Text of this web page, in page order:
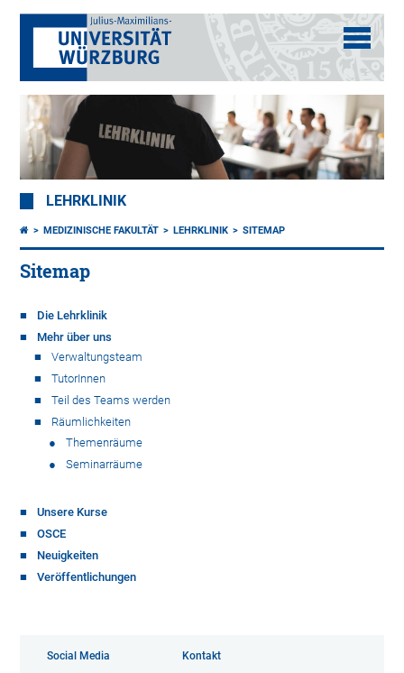
LEHRKLINIK
MEDIZINISCHE FAKULTÄT LEHRKLINIK SITEMAP
Sitemap
Die Lehrklinik
Mehr über uns
Verwaltungsteam
TutorInnen
Teil des Teams werden
Räumlichkeiten
Themenräume
Seminarräume
Unsere Kurse
OSCE
Neuigkeiten
Veröffentlichungen
Social Media Kontakt